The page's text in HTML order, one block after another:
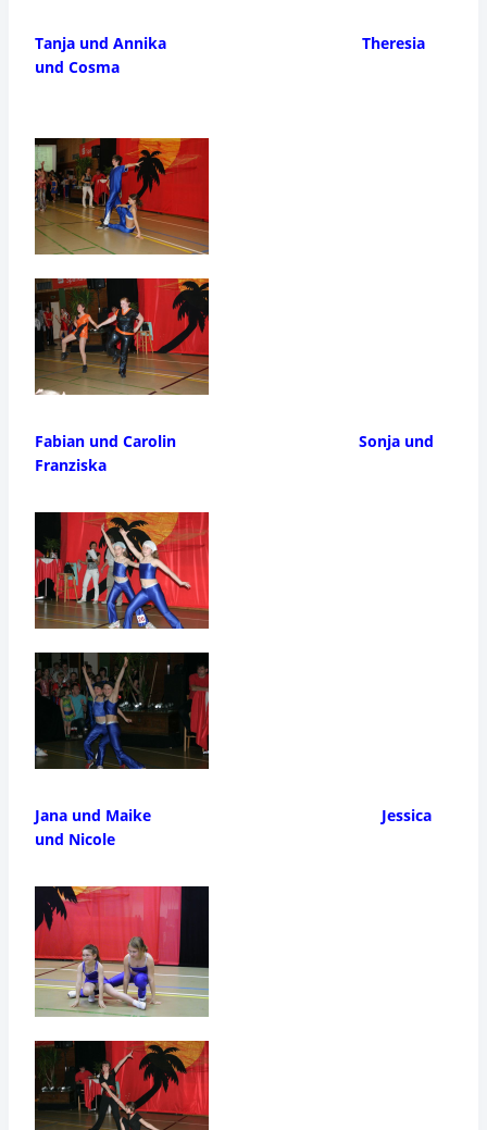
Tanja und Annika Theresia
und Cosma
Fabian und Carolin Sonja und
Franziska
Jana und Maike Jessica
und Nicole